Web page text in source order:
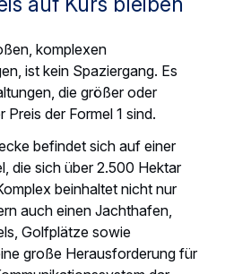
komplexen
ist kein Spaziergang. Es
die größer oder
der Formel 1 sind.
befindet sich auf einer
die sich über 2.500 Hektar
beinhaltet nicht nur
auch einen Jachthafen,
Golfplätze sowie
große Herausforderung für